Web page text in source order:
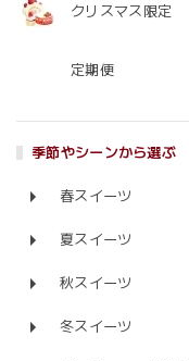
クリスマス限定
定期便
季節やシーンから選ぶ
春スイーツ
夏スイーツ
秋スイーツ
冬スイーツ